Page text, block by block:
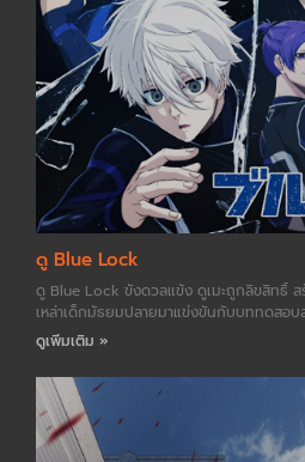
ดู Blue Lock
ดู Blue Lock ขังดวลแข้ง ดูเมะถูกลิขสิทธิ์
เหล่าเด็กมัธยมปลายมาแข่งขันกับบททดสอ
ดูเพิ่มเติม »